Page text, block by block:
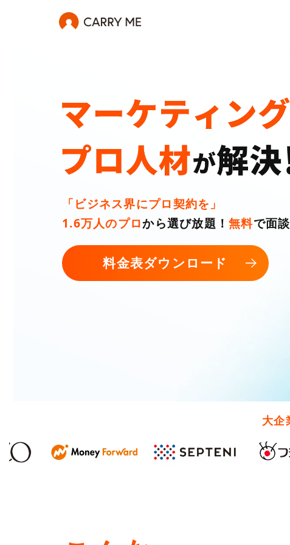
「ビジネス界にプロ契約を」
1.6万人のプロから選び放題！無料で面
料金表ダウンロード
大企